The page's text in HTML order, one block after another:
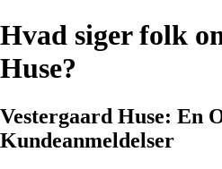
Hvad siger folk
Huse?
Vestergaard Huse: En
Kundeanmeldelser